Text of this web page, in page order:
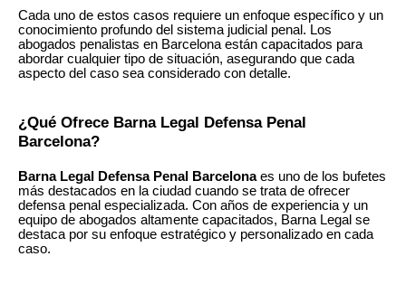
Cada uno de estos casos requiere un enfoque específico y un
conocimiento profundo del sistema judicial penal. Los
abogados penalistas en Barcelona están capacitados para
abordar cualquier tipo de situación, asegurando que cada
aspecto del caso sea considerado con detalle.
¿Qué Ofrece Barna Legal Defensa Penal
Barcelona?
Barna Legal Defensa Penal Barcelonaes uno de los bufetes
más destacados en la ciudad cuando se trata de ofrecer
defensa penal especializada. Con años de experiencia y un
equipo de abogados altamente capacitados, Barna Legal se
destaca por su enfoque estratégico y personalizado en cada
caso.